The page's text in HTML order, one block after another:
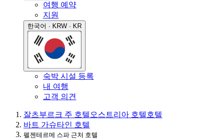
여행 예약
지원
한국어 · KRW · KR
숙박 시설 등록
내 여행
고객 의견
잘츠부르크 주 호텔 오스트리아 호텔호텔
바트 가슈타인 호텔
펠젠테르메 스파 근처 호텔